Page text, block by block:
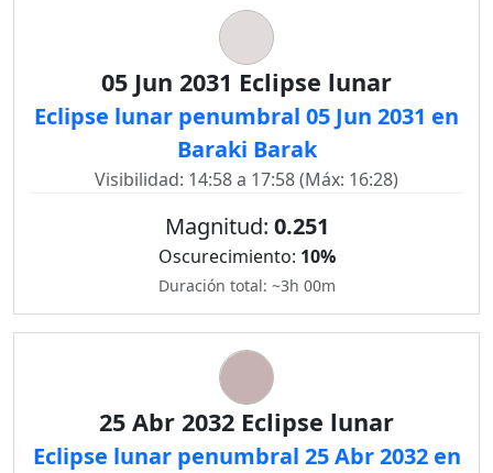
05 Jun 2031 Eclipse lunar
Eclipse lunar penumbral 05 Jun 2031 en
Baraki Barak
Visibilidad: 14:58 a 17:58 (Máx: 16:28)
Magnitud: 0.251
Oscurecimiento: 10%
Duración total: ~3h 00m
25 Abr 2032 Eclipse lunar
Eclipse lunar penumbral 25 Abr 2032 en